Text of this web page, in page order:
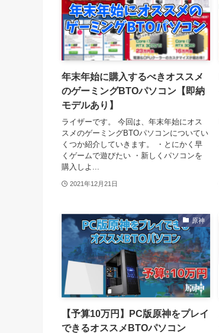
年末年始に購入するべきオススメ
のゲーミングBTOパソコン【即納
モデルあり】
ライザーです。 今回は、年末年始にオス
スメのゲーミングBTOパソコンについてい
くつか紹介していきます。 ・とにかく早
くゲームで遊びたい ・新しくパソコンを
購入しよ...
2021年12月21日
原神
【予算10万円】PC版原神をプレイ
できるオススメBTOパソコン